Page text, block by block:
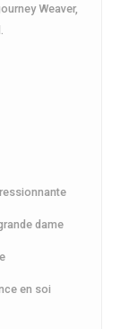
Weaver,
dame
en soi